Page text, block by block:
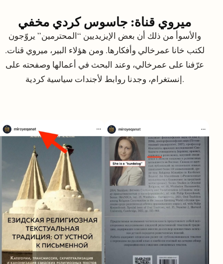
ميروي قناة: جاسوس كردي مخفي
والأسوأ من ذلك أن بعض الإيزيديين “المحترمين” يروّجون
لكتب خانا عمرخالي وأفكارها. ومن هؤلاء البير، ميروي قنات.
عرّفنا على عمرخالي، وعند البحث في أعمالها وصفحته على
إنستغرام، وجدنا روابط لأجندات سياسية كردية.